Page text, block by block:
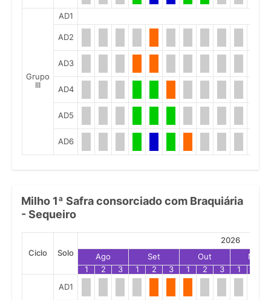
Grupo
III
AD1
AD2
AD3
AD4
AD5
AD6
Milho 1ª Safra consorciado com Braquiária
- Sequeiro
Ciclo Solo
2026
Ago
Set Out
Nov
1
2 3 1 2 3 1 2 3 1
AD1